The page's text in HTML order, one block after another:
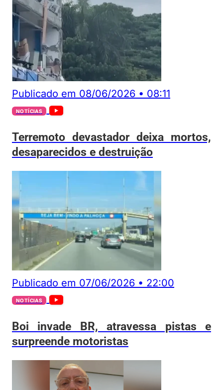
Publicado em 08/06/2026 • 08:11
NOTÍCIAS
Terremoto devastador deixa mortos,
desaparecidos e destruição
Publicado em 07/06/2026 • 22:00
NOTÍCIAS
Boi invade BR, atravessa pistas e
surpreende motoristas